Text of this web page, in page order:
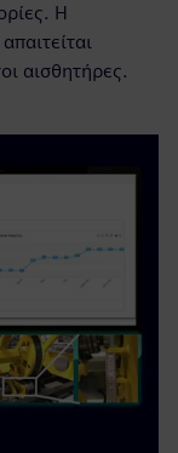
Η
αισθητήρες.